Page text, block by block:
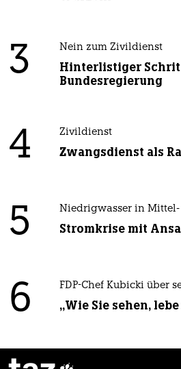
3 Nein zum Zivildienst
Hinterlistiger
Bundesregierung
4 Zivildienst
Zwangsdienst als
5 Niedrigwasser in Mittel-
Stromkrise mit
6 FDP-Chef Kubicki über
„Wie Sie sehen,